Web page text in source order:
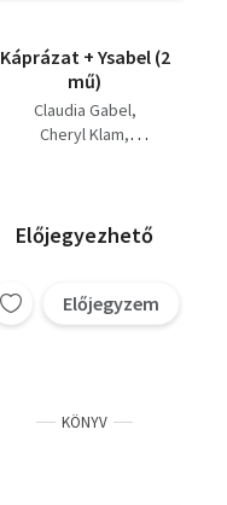
Káprázat + Ysabel (2
mű)
Claudia Gabel
Cheryl Klam
Előjegyezhető
Előjegyzem
KÖNYV